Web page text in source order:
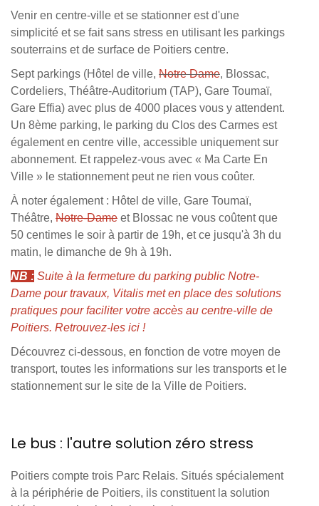
Venir en centre-ville et se stationner est d'une
simplicité et se fait sans stress en utilisant les parkings
souterrains et de surface de Poitiers centre.
Sept parkings (Hôtel de ville, Notre Dame, Blossac,
Cordeliers, Théâtre-Auditorium (TAP), Gare Toumaï,
Gare Effia) avec plus de 4000 places vous y attendent.
Un 8ème parking, le parking du Clos des Carmes est
également en centre ville, accessible uniquement sur
abonnement. Et rappelez-vous avec « Ma Carte En
Ville » le stationnement peut ne rien vous coûter.
À noter également : Hôtel de ville, Gare Toumaï,
Théâtre, Notre-Dame et Blossac ne vous coûtent que
50 centimes le soir à partir de 19h, et ce jusqu'à 3h du
matin, le dimanche de 9h à 19h.
NB : Suite à la fermeture du parking public Notre-
Dame pour travaux, Vitalis met en place des solutions
pratiques pour faciliter votre accès au centre-ville de
Poitiers. Retrouvez-les ici !
Découvrez ci-dessous, en fonction de votre moyen de
transport, toutes les informations sur les transports et le
stationnement sur le site de la Ville de Poitiers.
Le bus : l'autre solution zéro stress
Poitiers compte trois Parc Relais. Situés spécialement
à la périphérie de Poitiers, ils constituent la solution